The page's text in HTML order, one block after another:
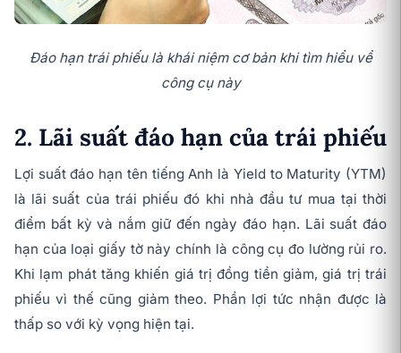
Đáo hạn trái phiếu là khái niệm cơ bản khi tìm hiểu về
công cụ này
2. Lãi suất đáo hạn của trái phiếu
Lợi suất đáo hạn tên tiếng Anh là Yield to Maturity (YTM)
là lãi suất của trái phiếu đó khi nhà đầu tư mua tại thời
điểm bất kỳ và nắm giữ đến ngày đáo hạn. Lãi suất đáo
hạn của loại giấy tờ này chính là công cụ đo lường rủi ro.
Khi lạm phát tăng khiến giá trị đồng tiền giảm, giá trị trái
phiếu vì thế cũng giảm theo. Phần lợi tức nhận được là
thấp so với kỳ vọng hiện tại.